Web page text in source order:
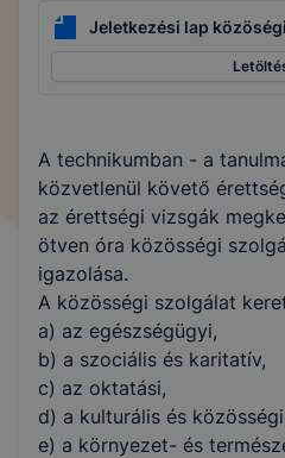
Jeletkezési lap
A technikumban - a
közvetlenül követő
az érettségi vizsgák
ötven óra közösségi
igazolása.
A közösségi szolgálat
a) az egészségügyi,
b) a szociális és karitatív,
c) az oktatási,
d) a kulturális és
e) a környezet- és